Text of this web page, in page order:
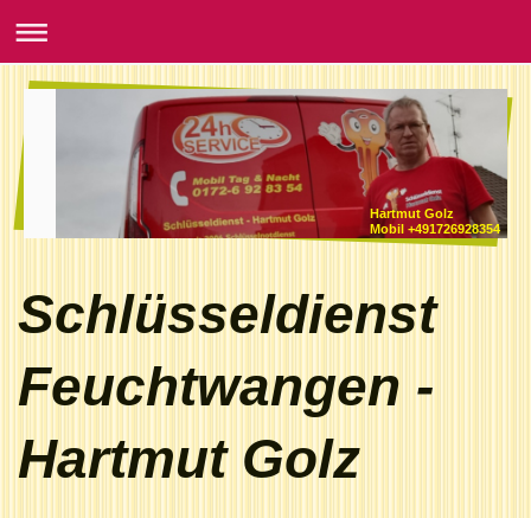
Hartmut Golz
Mobil +491726928354
Schlüsseldienst
Feuchtwangen -
Hartmut Golz